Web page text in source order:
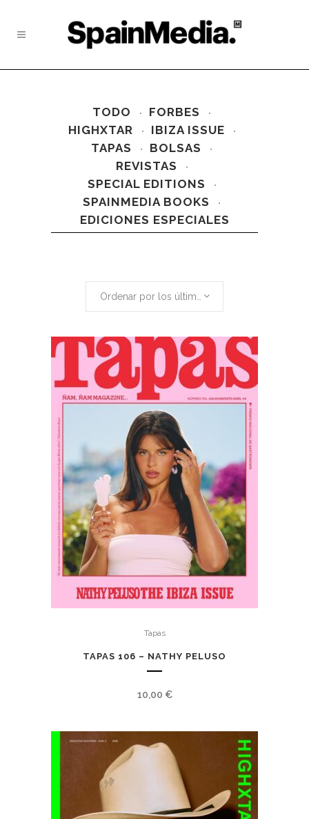
TODO
FORBES
HIGHXTAR
IBIZA ISSUE
TAPAS
BOLSAS
REVISTAS
SPECIAL EDITIONS
SPAINMEDIA BOOKS
EDICIONES ESPECIALES
Tapas
TAPAS 106 – NATHY PELUSO
10,00 €